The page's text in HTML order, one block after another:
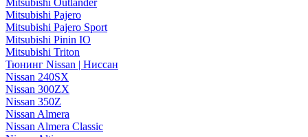
Mitsubishi Outlander
Mitsubishi Pajero
Mitsubishi Pajero Sport
Mitsubishi Pinin IO
Mitsubishi Triton
Тюнинг Nissan | Ниссан
Nissan 240SX
Nissan 300ZX
Nissan 350Z
Nissan Almera
Nissan Almera Classic